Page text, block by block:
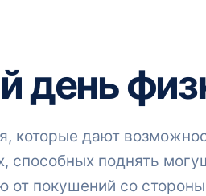
день
которые дают
способных поднять
от покушений со